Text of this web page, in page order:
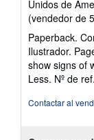
Unidos de
(vendedor de
Paperback.
Ilustrador.
show signs of
Less. Nº de
Contactar al